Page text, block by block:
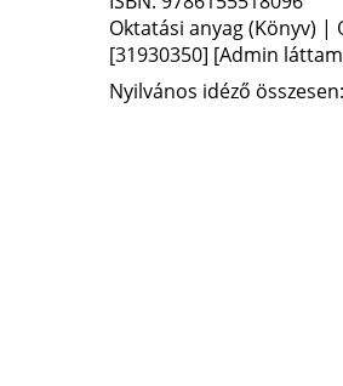
Oktatási anyag (Könyv) |
[31930350] [Admin
Nyilvános idéző